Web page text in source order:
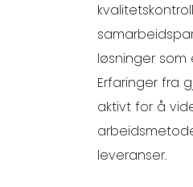
løsninger
Erfaringer fra
aktivt for å
leveranser.